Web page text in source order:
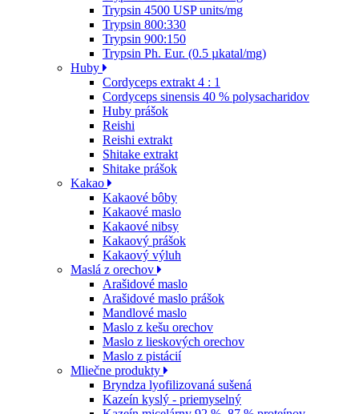
Trypsin 4500 USP units/mg
Trypsin 800:330
Trypsin 900:150
Trypsin Ph. Eur. (0.5 µkatal/mg)
Huby
Cordyceps extrakt 4 : 1
Cordyceps sinensis 40 % polysacharidov
Huby prášok
Reishi
Reishi extrakt
Shitake extrakt
Shitake prášok
Kakao
Kakaové bôby
Kakaové maslo
Kakaové nibsy
Kakaový prášok
Kakaový výluh
Maslá z orechov
Arašidové maslo
Arašidové maslo prášok
Mandlové maslo
Maslo z kešu orechov
Maslo z lieskových orechov
Maslo z pistácií
Mliečne produkty
Bryndza lyofilizovaná sušená
Kazeín kyslý - priemyselný